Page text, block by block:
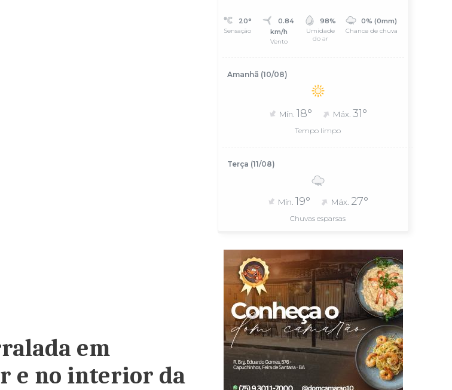
em
e no interior da
20°
Sensação
0.84
km/h
Vento
98%
Umidade
do ar
0% (0mm)
Chance de chuva
Amanhã (10/08)
Mín. 18° Máx. 31°
Tempo limpo
Terça (11/08)
Mín. 19° Máx. 27°
Chuvas esparsas